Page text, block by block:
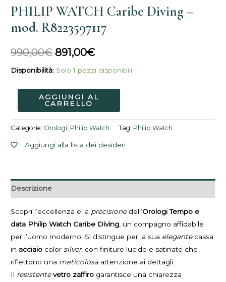
PHILIP WATCH Caribe Diving –
mod. R8223597117
990,00€
originale
era:
990,00€.
891,00€
attuale
è:
891,00€.
Disponibilità: Solo 1 pezzi disponibili
Diving
mod.
quantità
AGGIUNGI AL
CARRELLO
Categorie: Orologi Philip Watch Tag: Philip Watch
Aggiungi alla lista dei desideri
Descrizione
Scopri l’eccellenza e la precisionedell’Orologi Tempo e
data Philip Watch Caribe Diving , un compagno affidabile
per l’uomo moderno. Si distingue per la sua elegantecassa
in acciaio color silver, con finiture lucide e satinate che
riflettono una meticolosa attenzione ai dettagli.
Il resistente vetro zaffiro garantisce una chiarezza